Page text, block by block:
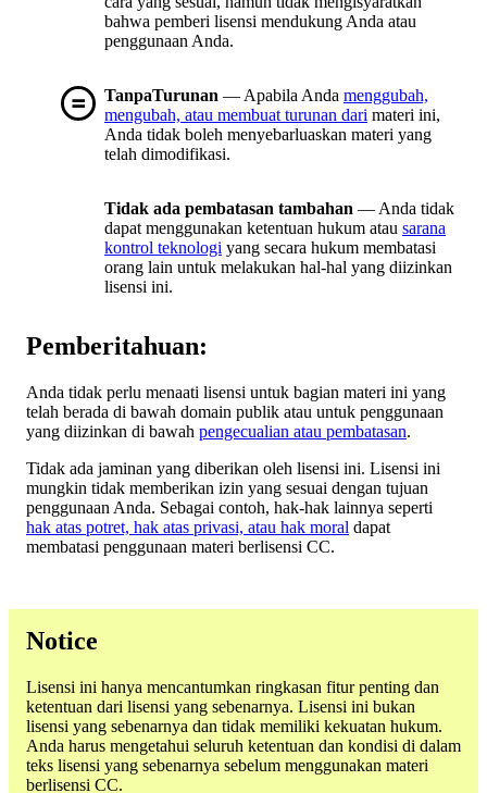
bahwa pemberi lisensi mendukung Anda atau
penggunaan Anda.
TanpaTurunan — Apabila Anda menggubah,
mengubah, atau membuat turunan dari materi ini,
Anda tidak boleh menyebarluaskan materi yang
telah dimodifikasi.
Tidak ada pembatasan tambahan — Anda tidak
dapat menggunakan ketentuan hukum atau sarana
kontrol teknologi yang secara hukum membatasi
orang lain untuk melakukan hal-hal yang diizinkan
lisensi ini.
Pemberitahuan:
Anda tidak perlu menaati lisensi untuk bagian materi ini yang
telah berada di bawah domain publik atau untuk penggunaan
yang diizinkan di bawah pengecualian atau pembatasan.
Tidak ada jaminan yang diberikan oleh lisensi ini. Lisensi ini
mungkin tidak memberikan izin yang sesuai dengan tujuan
penggunaan Anda. Sebagai contoh, hak-hak lainnya seperti
hak atas potret, hak atas privasi, atau hak moral dapat
membatasi penggunaan materi berlisensi CC.
Notice
Lisensi ini hanya mencantumkan ringkasan fitur penting dan
ketentuan dari lisensi yang sebenarnya. Lisensi ini bukan
lisensi yang sebenarnya dan tidak memiliki kekuatan hukum.
Anda harus mengetahui seluruh ketentuan dan kondisi di dalam
teks lisensi yang sebenarnya sebelum menggunakan materi
berlisensi CC.